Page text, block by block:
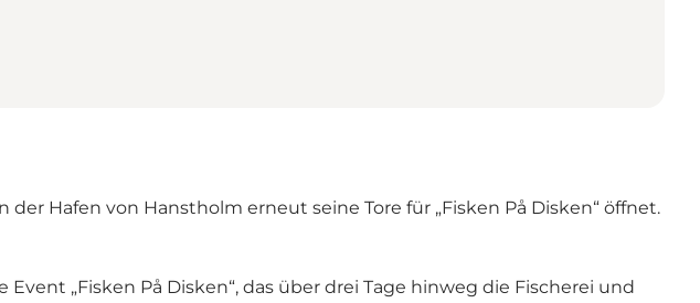
Hafen von Hanstholm erneut seine Tore für „Fisken På Disken“ öffnet.
„Fisken På Disken“, das über drei Tage hinweg die Fischerei und